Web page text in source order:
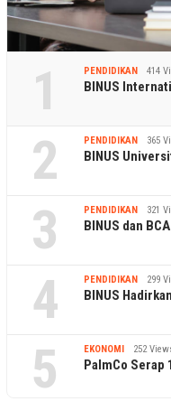
1 PENDIDIKAN 414
BINUS
2 PENDIDIKAN 365
BINUS
3 PENDIDIKAN 321
BINUS dan
4 PENDIDIKAN 299
BINUS
5 EKONOMI 252
PalmCo Serap